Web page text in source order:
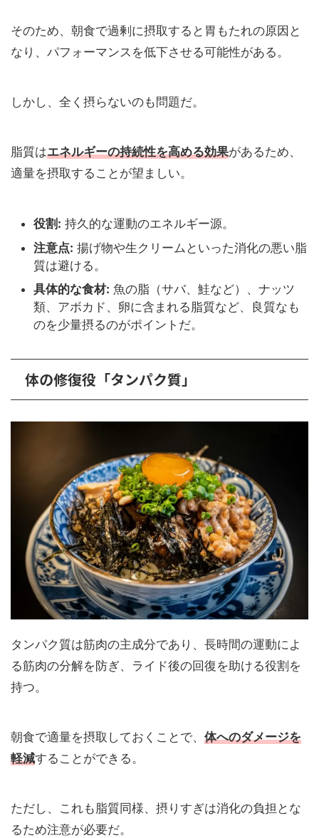
そのため、朝食で過剰に摂取すると胃もたれの原因と
なり、パフォーマンスを低下させる可能性がある。
しかし、全く摂らないのも問題だ。
脂質はエネルギーの持続性を高める効果があるため、
適量を摂取することが望ましい。
役割: 持久的な運動のエネルギー源。
注意点: 揚げ物や生クリームといった消化の悪い脂
質は避ける。
具体的な食材: 魚の脂（サバ、鮭など）、ナッツ
類、アボカド、卵に含まれる脂質など、良質なも
のを少量摂るのがポイントだ。
体の修復役「タンパク質」
タンパク質は筋肉の主成分であり、長時間の運動によ
る筋肉の分解を防ぎ、ライド後の回復を助ける役割を
持つ。
朝食で適量を摂取しておくことで、 体へのダメージを
軽減することができる。
ただし、これも脂質同様、摂りすぎは消化の負担とな
るため注意が必要だ。